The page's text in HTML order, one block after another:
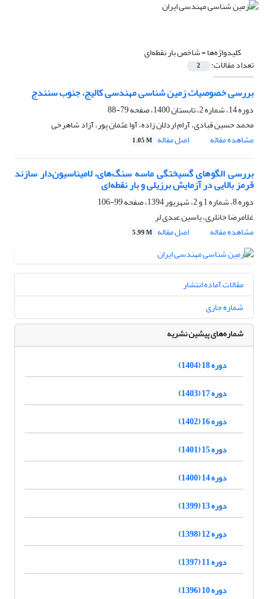
کلیدواژه‌ها =شاخص بار نقطه‌ای
تعداد مقالات: 2
بررسی خصوصیات زمین شناسی مهندسی کالیج، جنوب سنندج
دوره 14، شماره 2، تابستان 1400، صفحه
79-88
محمد حسین قبادی، آرام اردلان زاده، آوا عثمان پور، آزاد شاهرخی
مشاهده مقاله
اصل مقاله 1.05 M
بررسی الگوهای گسیختگی ماسه سنگ‌های، لا‌میناسیون‌دار سازند
قرمز بالایی در آزمایش برزیلی و بار نقطه‌ای
دوره 8، شماره 1 و 2، شهریور 1394، صفحه
99-106
غلامرضا خانلری، یاسین عبدی لر
مشاهده مقاله
اصل مقاله 5.99 M
مقالات آماده انتشار
شماره جاری
شماره‌های پیشین نشریه
دوره 18 (1404)
دوره 17 (1403)
دوره 16 (1402)
دوره 15 (1401)
دوره 14 (1400)
دوره 13 (1399)
دوره 12 (1398)
دوره 11 (1397)
دوره 10 (1396)